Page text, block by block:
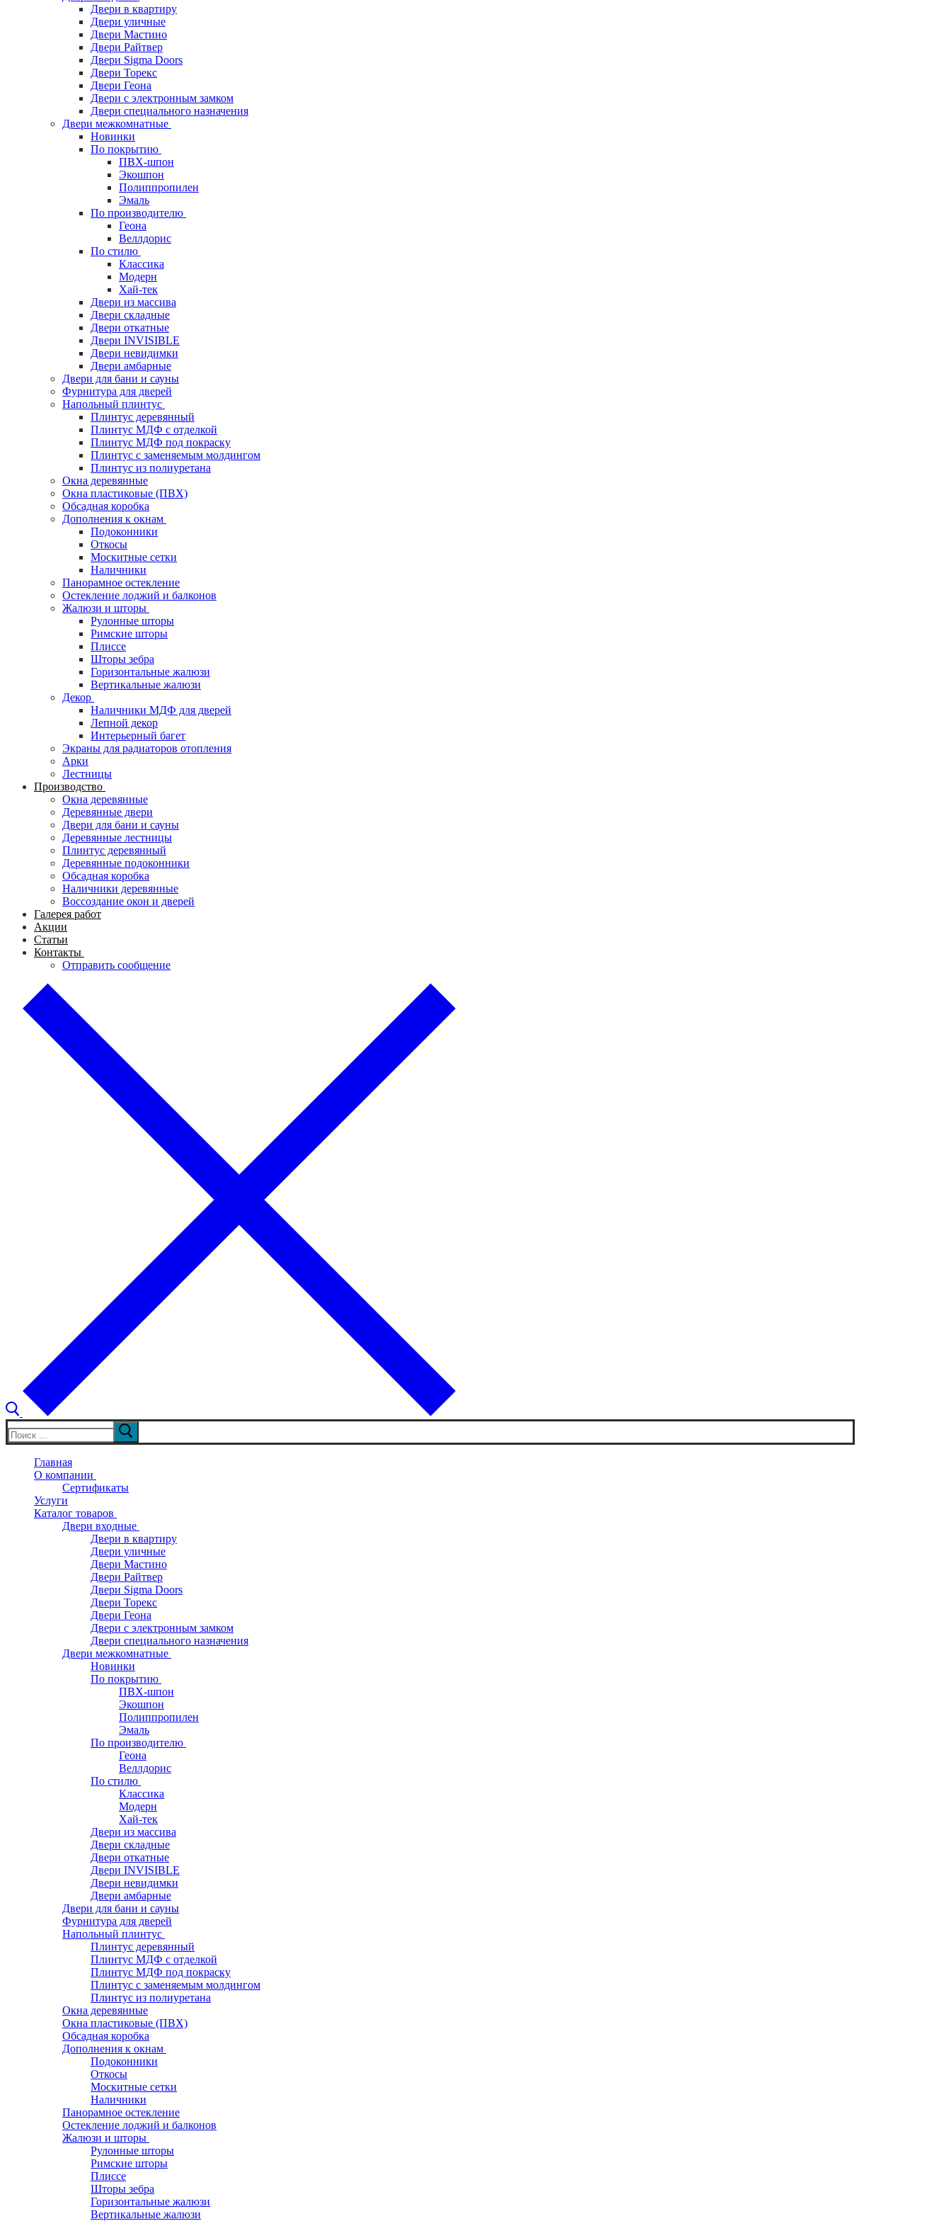
Двери в квартиру
Двери уличные
Двери Мастино
Двери Райтвер
Двери Sigma Doors
Двери Торекс
Двери Геона
Двери с электронным замком
Двери специального назначения
Двери межкомнатные
Новинки
По покрытию
ПВХ-шпон
Экошпон
Полиппропилен
Эмаль
По производителю
Геона
Веллдорис
По стилю
Классика
Модерн
Хай-тек
Двери из массива
Двери складные
Двери откатные
Двери INVISIBLE
Двери невидимки
Двери амбарные
Двери для бани и сауны
Фурнитура для дверей
Напольный плинтус
Плинтус деревянный
Плинтус МДФ с отделкой
Плинтус МДФ под покраску
Плинтус с заменяемым молдингом
Плинтус из полиуретана
Окна деревянные
Окна пластиковые (ПВХ)
Обсадная коробка
Дополнения к окнам
Подоконники
Откосы
Москитные сетки
Наличники
Панорамное остекление
Остекление лоджий и балконов
Жалюзи и шторы
Рулонные шторы
Римские шторы
Плиссе
Шторы зебра
Горизонтальные жалюзи
Вертикальные жалюзи
Декор
Наличники МДФ для дверей
Лепной декор
Интерьерный багет
Экраны для радиаторов отопления
Арки
Лестницы
Производство
Окна деревянные
Деревянные двери
Двери для бани и сауны
Деревянные лестницы
Плинтус деревянный
Деревянные подоконники
Обсадная коробка
Наличники деревянные
Воссоздание окон и дверей
Галерея работ
Акции
Статьи
Контакты
Отправить сообщение
Искать:
Главная
О компании
Сертификаты
Услуги
Каталог товаров
Двери входные
Двери в квартиру
Двери уличные
Двери Мастино
Двери Райтвер
Двери Sigma Doors
Двери Торекс
Двери Геона
Двери с электронным замком
Двери специального назначения
Двери межкомнатные
Новинки
По покрытию
ПВХ-шпон
Экошпон
Полиппропилен
Эмаль
По производителю
Геона
Веллдорис
По стилю
Классика
Модерн
Хай-тек
Двери из массива
Двери складные
Двери откатные
Двери INVISIBLE
Двери невидимки
Двери амбарные
Двери для бани и сауны
Фурнитура для дверей
Напольный плинтус
Плинтус деревянный
Плинтус МДФ с отделкой
Плинтус МДФ под покраску
Плинтус с заменяемым молдингом
Плинтус из полиуретана
Окна деревянные
Окна пластиковые (ПВХ)
Обсадная коробка
Дополнения к окнам
Подоконники
Откосы
Москитные сетки
Наличники
Панорамное остекление
Остекление лоджий и балконов
Жалюзи и шторы
Рулонные шторы
Римские шторы
Плиссе
Шторы зебра
Горизонтальные жалюзи
Вертикальные жалюзи